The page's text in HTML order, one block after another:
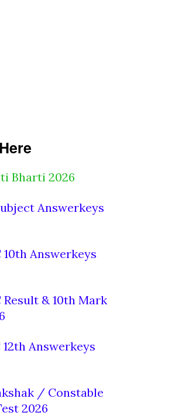
Bharti 2026
Answerkeys
10th Answerkeys
Result & 10th Mark
12th Answerkeys
/ Constable
2026